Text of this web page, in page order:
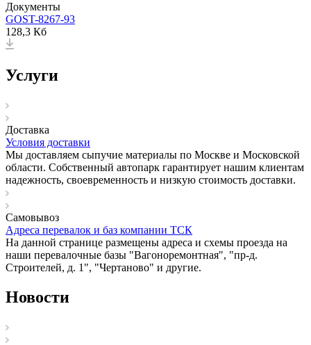
Документы
GOST-8267-93
128,3 Кб
Услуги
Доставка
Условия доставки
Мы доставляем сыпучие материалы по Москве и Московской
области. Собственный автопарк гарантирует нашим клиентам
надежность, своевременность и низкую стоимость доставки.
Самовывоз
Адреса перевалок и баз компании ТСК
На данной странице размещены адреса и схемы проезда на
наши перевалочные базы "Вагоноремонтная", "пр-д.
Строителей, д. 1", "Чертаново" и другие.
Новости